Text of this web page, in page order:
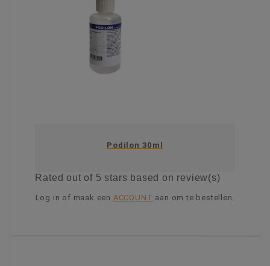
Podilon 30ml
Ratedout of 5 stars based on review(s)
Log in of maak een ACCOUNT aan om te bestellen.